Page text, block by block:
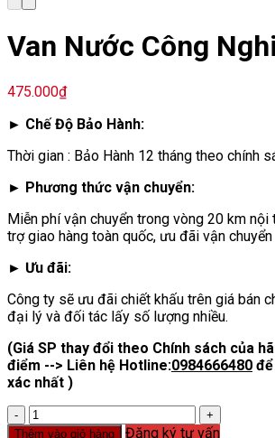
Van Nước Công
475.000₫
► Chế Độ Bảo Hành:
Thời gian : Bảo Hành 12 tháng theo chính
► Phương thức vận chuyển:
Miễn phí vận chuyển trong vòng 20 km nội
trợ giao hàng toàn quốc, ưu đãi vận chuyển
► Ưu đãi:
Công ty sẽ ưu đãi chiết khấu trên giá bán
đại lý và đối tác lấy số lượng nhiều.
(Giá SP thay đổi theo Chính sách của
điểm --> Liên hệ Hotline:0984666480
xác nhất )
Van
Nước
Thêm vào giỏ hàng Đăng ký tư vấn